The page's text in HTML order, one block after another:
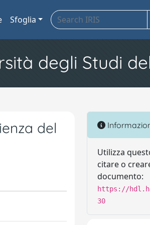
Sfoglia
degli Studi
del
Utilizza
citare o
documento:
https://
30